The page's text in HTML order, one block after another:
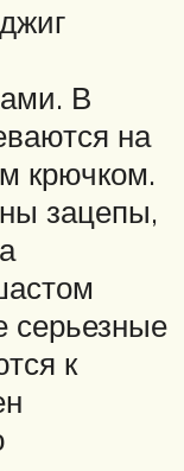
В
на
крючком.
зацепы,
серьезные
к